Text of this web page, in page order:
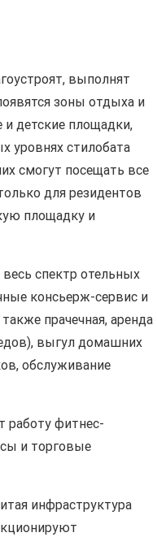
выполнят
зоны отдыха и
детские площадки,
уровнях стилобата
смогут посещать все
для резидентов
площадку и
спектр отельных
консьерж-сервис и
прачечная, аренда
выгул домашних
обслуживание
работу фитнес-
и торговые
инфраструктура